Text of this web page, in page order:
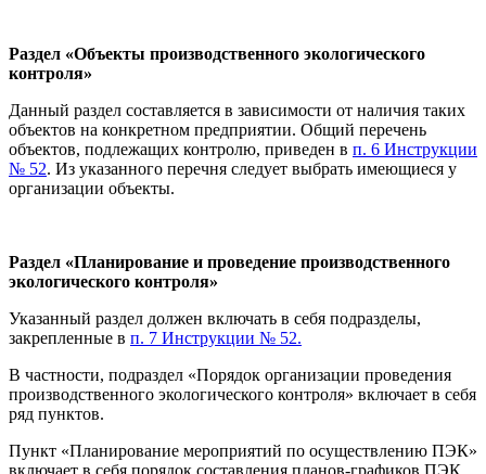
Раздел «Объекты производственного экологического
контроля»
Данный раздел составляется в зависимости от наличия таких
объектов на конкретном предприятии. Общий перечень
объектов, подлежащих контролю, приведен в п. 6 Инструкции
№ 52. Из указанного перечня следует выбрать имеющиеся у
организации объекты.
Раздел «Планирование и проведение производственного
экологического контроля»
Указанный раздел должен включать в себя подразделы,
закрепленные в п. 7 Инструкции № 52.
В частности, подраздел «Порядок организации проведения
производственного экологического контроля» включает в себя
ряд пунктов.
Пункт «Планирование мероприятий по осуществлению ПЭК»